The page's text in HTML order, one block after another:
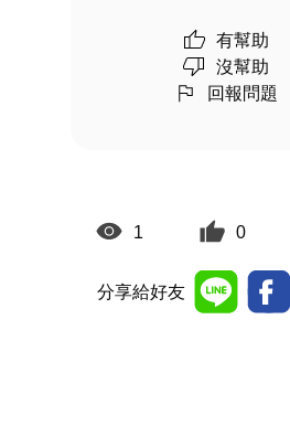
有幫助
沒幫助
回報問題
1 0
分享給好友